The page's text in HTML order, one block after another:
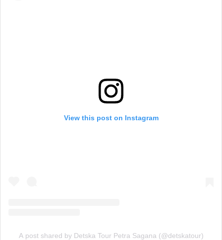
View this post on Instagram
A post shared by Detska Tour Petra Sagana (@detskatour)